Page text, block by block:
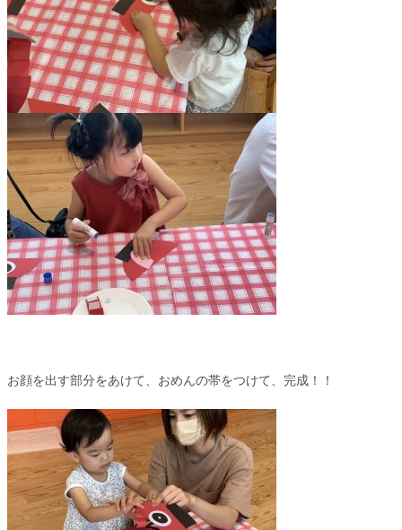
お顔を出す部分をあけて、おめんの帯をつけて、完成！！